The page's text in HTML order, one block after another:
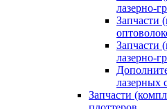
лазерно-
Запчасти
Запчасти
лазерно-
лазерных
Запчасти